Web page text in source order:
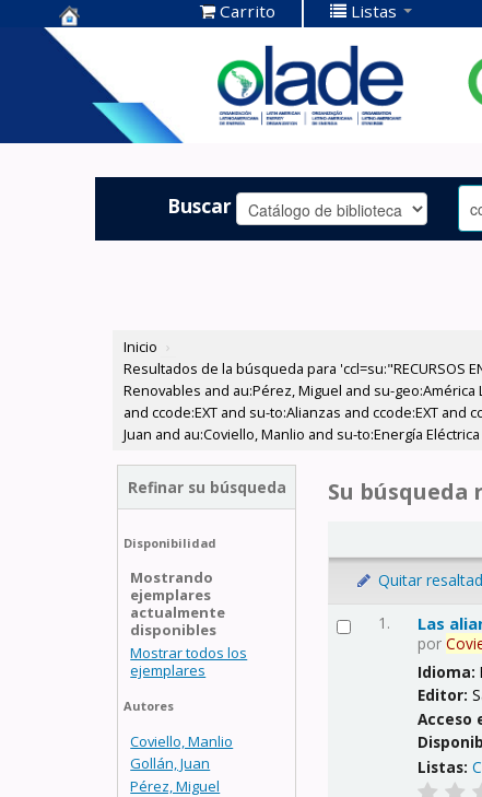
Centro de
Documentación
OLADE -
Carrito Listas
Buscar
Inicio ›
Resultados de la búsqueda para 'ccl=su:"RECURSOS
Renovables and au:Pérez, Miguel and su-geo:América
and ccode:EXT and su-to:Alianzas and ccode:EXT
Juan and au:Coviello, Manlio and su-to:Energía
Refinar su búsqueda
Disponibilidad
Mostrando
ejemplares
actualmente
disponibles
Mostrar todos los
ejemplares
Autores
Coviello, Manlio
Gollán, Juan
Pérez, Miguel
Su búsqueda
Quitar
1. Las
por
Idioma:
Editor:
Acceso
Listas: